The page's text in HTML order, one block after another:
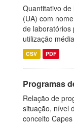
Quantitativo
(UA) com
de laboratórios
utilização
CSV PDF
Programas
Relação de
situação, nível
conceito